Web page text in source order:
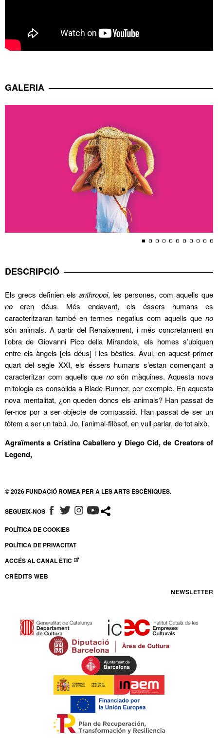
GALERIA
DESCRIPCIÓ
Els grecs definien els anthropoi, les persones, com aquells que
no eren déus. Més endavant, els éssers humans es
caracteritzaran també en termes negatius com aquells que no
són animals. A partir del Renaixement, i més concretament en
l’obra de Giovanni Pico della Mirandola, els homes s’ubiquen
entre els àngels [els déus] i les bèsties. Avui, en aquest primer
quart del segle XXI, els éssers humans s’estan començant a
caracteritzar com aquells que nosón màquines. Aquesta nova
mitologia es consolida a Blade Runner, per exemple. En aquesta
nova mentalitat, ¿on queden doncs els animals? Han passat de
fer-nos por a ser objecte de compassió. Han passat de ser un
tòtem a ser un tabú. Jo, l’animal-filòsof, en vull parlar, de tot això.
Agraïments a Cristina Caballero y Diego Cid, de Creators of
Legend,
© 2026 FUNDACIÓ ROMEA PER A LES ARTS ESCÈNIQUES.
SEGUEIX-NOS ABRE EN NUEVA VENTANA
ABRE EN NUEVA VENTANA
ABRE EN NUEVA VENTANA
ABRE EN NUEVA VENTANA
POLÍTICA DE COOKIES
POLÍTICA DE PRIVACITAT
ACCÉS AL CANAL ÈTIC
ABRE EN NUEVA VENTANA
CRÈDITS WEB
NEWSLETTER